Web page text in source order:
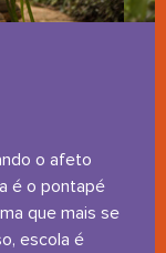
o afeto
é o pontapé
que mais se
escola é